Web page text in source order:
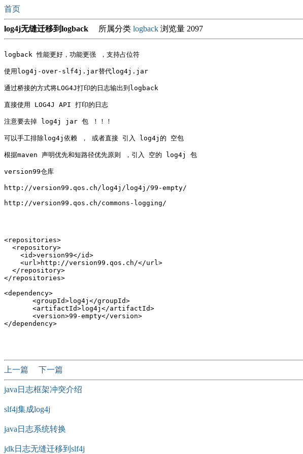
首页
log4j无缝迁移到logback 所属分类 logback 浏览量 2097
logback 性能更好，功能更强 ，支持占位符
使用log4j-over-slf4j.jar替代log4j.jar
通过桥接的方式将LOG4J打印的日志输出到logback
直接使用 LOG4J API 打印的日志
注意要去掉 log4j jar 包 ！！！
可以手工排除log4j依赖 ， 或者直接 引入 log4j的 空包
根据maven 声明优先和短路径优先原则 ，引入 空的 log4j 包
version99仓库
http://version99.qos.ch/log4j/log4j/99-empty/
http://version99.qos.ch/commons-logging/
<repositories>
  <repository>
    <id>version99</id>
    <url>http://version99.qos.ch/</url>
  </repository>
</repositories>
<dependency>
       <groupId>log4j</groupId>
       <artifactId>log4j</artifactId>
       <version>99-empty</version>
</dependency>
上一篇 下一篇
java日志框架冲突介绍
slf4j集成log4j
java日志系统转换
jdk日志无缝迁移到slf4j